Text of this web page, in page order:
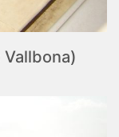
Vallbona)